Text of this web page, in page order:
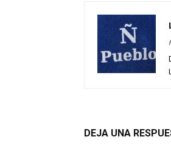
DEJA UNA